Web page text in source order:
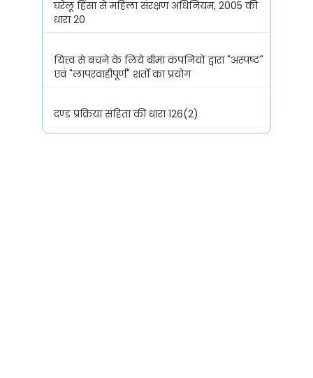
घरेलू हिंसा से महिला संरक्षण अधिनियम, 2005 की
धारा 20
यित्त्व से बचने के लिये बीमा कंपनियों द्वारा "अस्पष्ट"
एवं "लापरवाहीपूर्ण" शर्तों का प्रयोग
दण्ड प्रक्रिया संहिता की धारा 126(2)